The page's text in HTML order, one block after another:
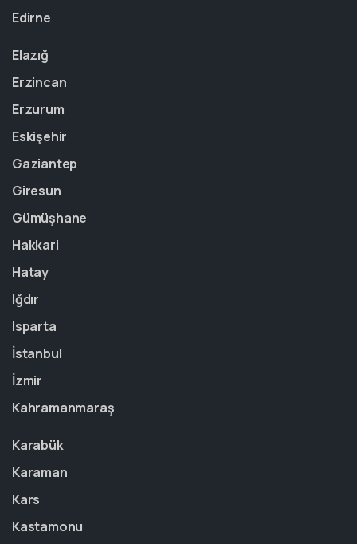
Edirne
Elazığ
Erzincan
Erzurum
Eskişehir
Gaziantep
Giresun
Gümüşhane
Hakkari
Hatay
Iğdır
Isparta
İstanbul
İzmir
Kahramanmaraş
Karabük
Karaman
Kars
Kastamonu